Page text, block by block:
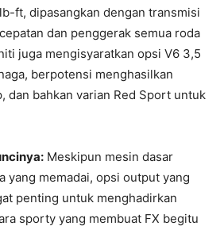
ft, dipasangkan dengan transmisi
dan penggerak semua roda
juga mengisyaratkan opsi V6 3,5
berpotensi menghasilkan
dan bahkan varian Red Sport untuk
Meskipun mesin dasar
yang memadai, opsi output yang
penting untuk menghadirkan
sporty yang membuat FX begitu